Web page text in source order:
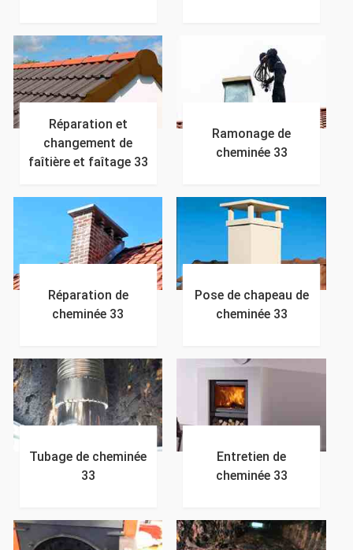
Réparation et
changement de
faîtière et faîtage 33
Ramonage de
cheminée 33
Réparation de
cheminée 33
Pose de chapeau de
cheminée 33
Tubage de cheminée
33
Entretien de
cheminée 33